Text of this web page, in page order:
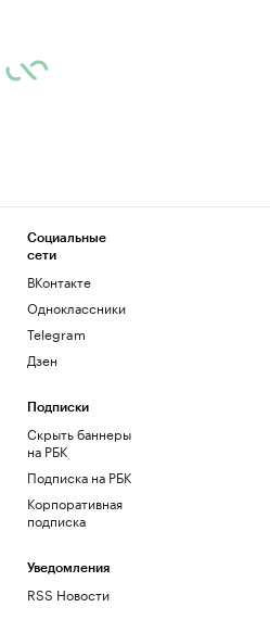
Социальные
сети
ВКонтакте
Одноклассники
Telegram
Дзен
Подписки
Скрыть баннеры
на РБК
Подписка на РБК
Корпоративная
подписка
Уведомления
RSS Новости